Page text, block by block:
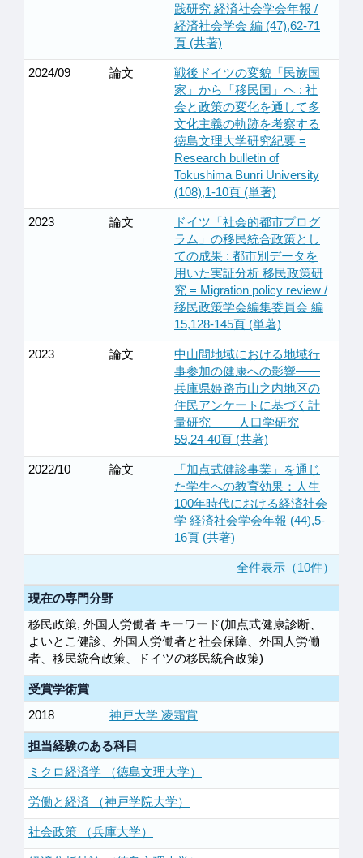
践研究 経済社会学会年報 /
経済社会学会 編 (47),62-71
頁 (共著)
2024/09 論文
戦後ドイツの変貌「民族国
家」から「移民国」ヘ : 社
会と政策の変化を通して多
文化主義の軌跡を考察する
徳島文理大学研究紀要 =
Research bulletin of
Tokushima Bunri University
(108),1-10頁 (単著)
2023 論文
ドイツ「社会的都市プログ
ラム」の移民統合政策とし
ての成果 : 都市別データを
用いた実証分析 移民政策研
究 = Migration policy review /
移民政策学会編集委員会 編
15,128-145頁 (単著)
2023 論文
中山間地域における地域行
事参加の健康への影響――
兵庫県姫路市山之内地区の
住民アンケートに基づく計
量研究―― 人口学研究
59,24-40頁 (共著)
2022/10 論文
「加点式健診事業」を通じ
た学生への教育効果：人生
100年時代における経済社会
学 経済社会学会年報 (44),5-
16頁 (共著)
全件表示（10件）
現在の専門分野
移民政策, 外国人労働者 キーワード(加点式健康診断、
よいとこ健診、外国人労働者と社会保障、外国人労働
者、移民統合政策、ドイツの移民統合政策)
受賞学術賞
2018
神戸大学 凌霜賞
担当経験のある科目
ミクロ経済学 （徳島文理大学）
労働と経済 （神戸学院大学）
社会政策 （兵庫大学）